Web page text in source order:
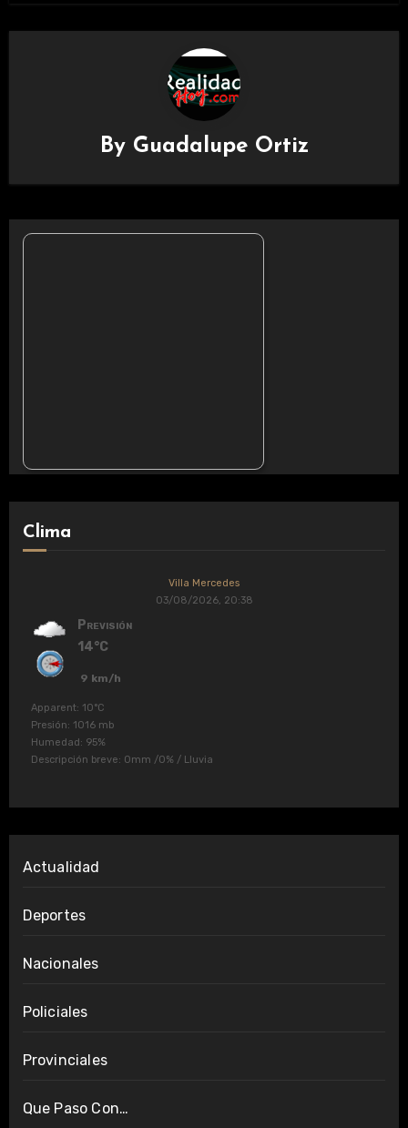
By Guadalupe Ortiz
Clima
Villa Mercedes
03/08/2026, 20:38
Previsión
14°C
9 km/h
Apparent: 10°C
Presión: 1016 mb
Humedad: 95%
Descripción breve: 0mm /0% / Lluvia
Actualidad
Deportes
Nacionales
Policiales
Provinciales
Que Paso Con…